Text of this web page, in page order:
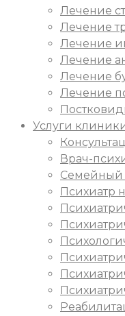
Лечение
Лечение
Лечение
Лечение
Лечение
Лечение
Услуги
Врач-
Семейный
Психиатр